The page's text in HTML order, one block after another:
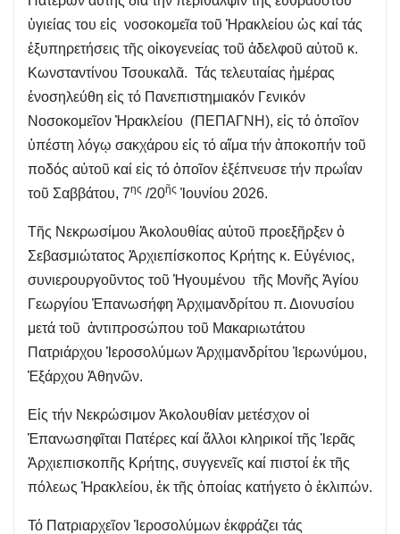
ὑγιείας του εἰς νοσοκομεῖα τοῦ Ἡρακλείου ὡς καί τάς
ἐξυπηρετήσεις τῆς οἰκογενείας τοῦ ἀδελφοῦ αὐτοῦ κ.
Κωνσταντίνου Τσουκαλᾶ. Τάς τελευταίας ἡμέρας
ἐνοσηλεύθη εἰς τό Πανεπιστημιακόν Γενικόν
Νοσοκομεῖον Ἡρακλείου (ΠΕΠΑΓΝΗ), εἰς τό ὁποῖον
ὑπέστη λόγῳ σακχάρου εἰς τό αἵμα τήν ἀποκοπήν τοῦ
ποδός αὐτοῦ καί εἰς τό ὁποῖον ἐξέπνευσε τήν πρωΐαν
τοῦ Σαββάτου, 7ης /20ῆς Ἰουνίου 2026.
Τῆς Νεκρωσίμου Ἀκολουθίας αὐτοῦ προεξῆρξεν ὁ
Σεβασμιώτατος Ἀρχιεπίσκοπος Κρήτης κ. Εὐγένιος,
συνιερουργοῦντος τοῦ Ἡγουμένου τῆς Μονῆς Ἁγίου
Γεωργίου Ἐπανωσήφη Ἀρχιμανδρίτου π. Διονυσίου
μετά τοῦ ἀντιπροσώπου τοῦ Μακαριωτάτου
Πατριάρχου Ἱεροσολύμων Ἀρχιμανδρίτου Ἱερωνύμου,
Ἐξάρχου Ἀθηνῶν.
Εἰς τήν Νεκρώσιμον Ἀκολουθίαν μετέσχον οἱ
Ἐπανωσηφῖται Πατέρες καί ἄλλοι κληρικοί τῆς Ἱερᾶς
Ἀρχιεπισκοπῆς Κρήτης, συγγενεῖς καί πιστοί ἐκ τῆς
πόλεως Ἡρακλείου, ἐκ τῆς ὁποίας κατήγετο ὁ ἐκλιπών.
Τό Πατριαρχεῖον Ἱεροσολύμων ἐκφράζει τάς